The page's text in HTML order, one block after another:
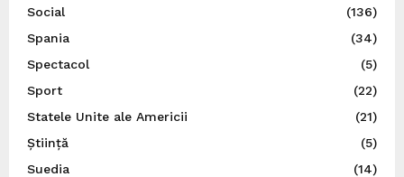
Social
(136)
Spania
(34)
Spectacol
(5)
Sport
(22)
Statele Unite ale Americii
(21)
Știință
(5)
Suedia
(14)